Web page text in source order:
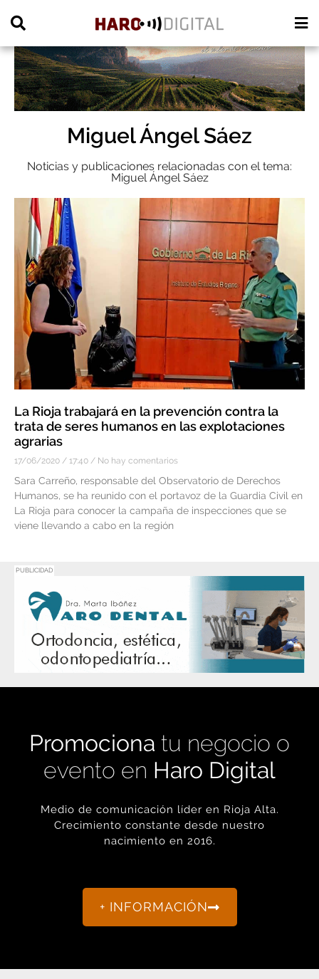
Miguel Ángel Sáez
Noticias y publicaciones relacionadas con el tema:
Miguel Ángel Sáez
La Rioja trabajará en la prevención contra la
trata de seres humanos en las explotaciones
agrarias
17/06/2020 17:40 No hay comentarios
Sara Carreño, responsable del Observatorio de Derechos
Humanos, se ha reunido con el portavoz de la Guardia Civil en
La Rioja para conocer la campaña de inspecciones que se
viene llevando a cabo en la región
PUBLICIDAD
Promociona tu negocio o
evento en Haro Digital
Medio de comunicación líder en Rioja Alta.
Crecimiento constante desde nuestro
nacimiento en 2016.
+ INFORMACIÓN